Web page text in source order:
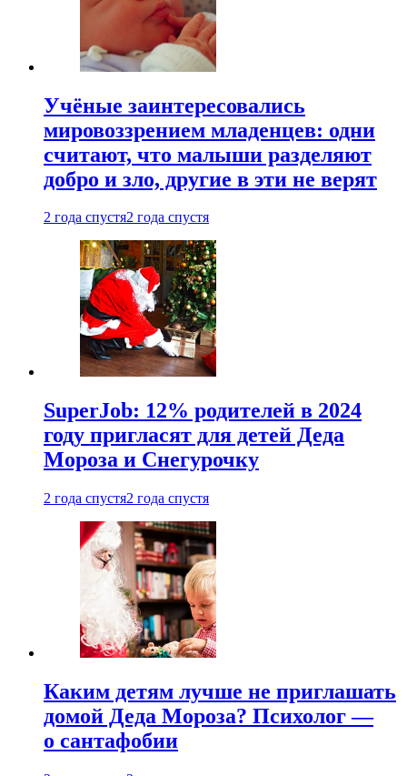
Учёные заинтересовались
мировоззрением младенцев: одни
считают, что малыши разделяют
добро и зло, другие в эти не верят
2 года спустя2 года спустя
SuperJob: 12% родителей в 2024
году пригласят для детей Деда
Мороза и Снегурочку
2 года спустя2 года спустя
Каким детям лучше не приглашать
домой Деда Мороза? Психолог —
о сантафобии